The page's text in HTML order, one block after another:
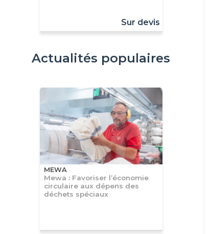
Sur devis
Actualités populaires
MEWA
Mewa : Favoriser l’économie
circulaire aux dépens des
déchets spéciaux